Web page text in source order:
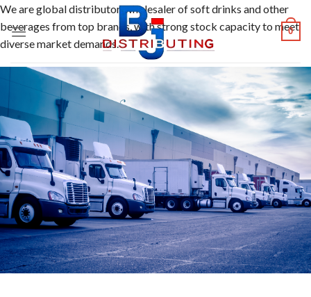
Skip
to
content
0
We are global distributor, wholesaler of soft drinks and other
beverages from top brands, with strong stock capacity to meet
diverse market demands.